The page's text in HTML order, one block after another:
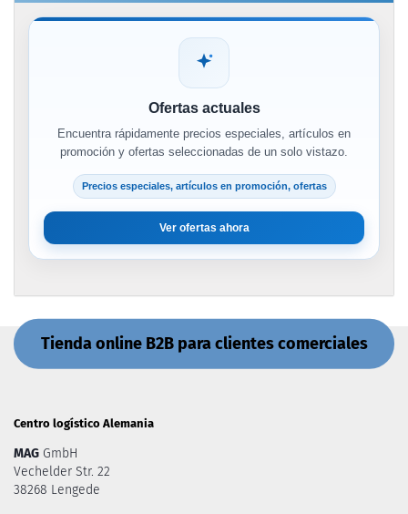
Ofertas actuales
Encuentra rápidamente precios especiales, artículos en
promoción y ofertas seleccionadas de un solo vistazo.
Precios especiales, artículos en promoción, ofertas
Ver ofertas ahora
Tienda online B2B para clientes comerciales
Centro logístico Alemania
MAG GmbH
Vechelder Str. 22
38268 Lengede